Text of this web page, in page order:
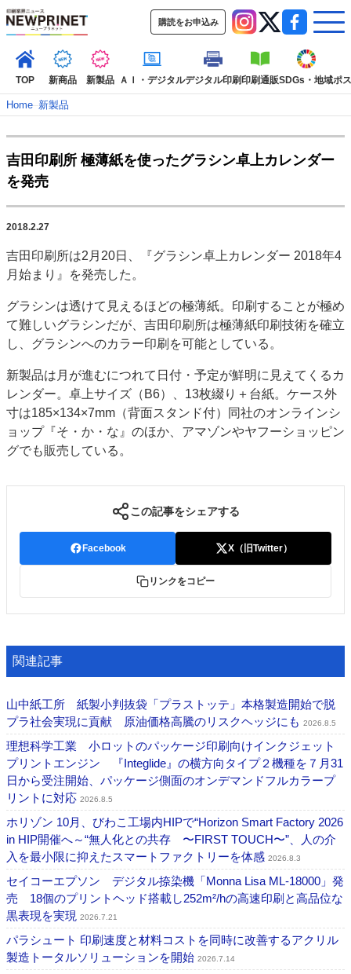
購読をお申込み
TOP 新商品 新製品 ＡＩ・デジタルデジタル印刷印刷通販SDGs・地域ポ
TOP
インタビュー
SDGs・地域
ポストプレス
特集記事カテゴリー一覧
2022 見える化・MIS特集
特集・デジタル印刷 アイデアで勝負！ ～多様なビジネス・多彩な商材～
JAPAN PACK 2023 特集
中古印刷機・製本機特集
2022 検査・校正特集
特集・デジタル印刷 ～ 新成長軌道を描く
案内
お問い合わせ
Home–新製品
吉田印刷所 極薄紙を使ったグラシン卓上カレンダー
を発売
2018.2.27
吉田印刷所は2月20日、『グラシン卓上カレンダー 2018年4
月始まり』を発売した。
グラシンは透けて見えるほどの極薄紙。印刷することが極め
て難しいグラシンだが、吉田印刷所は極薄紙印刷技術を確立
し、グラシンへのカラー印刷を可能としている。
新製品は月が進むにつれて日付・予定が鮮明に見えてくるカ
レンダー。卓上サイズ（B6）、13枚綴り＋台紙。ケース外
寸は185×134×7mm（背面スタンド付）同社のオンラインシ
ョップ『そ・か・な』のほか、アマゾンやヤフーショッピン
グでも販売している。
この記事をシェアする
Facebook X（旧Twitter）
リンクをコピー
関連記事
山中紙工所 紙製小判抜袋「プラストッテ」本格製造開始で脱
プラ社会実現に貢献 原油価格高騰のリスクヘッジにも 2026.8.5
理想科学工業 小ロットのパッケージ印刷向けインクジェット
プリントエンジン 『Integlide』の横方向タイプ２機種を７月31
日から受注開始、パッケージ側面のオンデマンドフルカラープ
リントに対応 2026.8.5
ホリゾン 10月、びわこ工場内HIPで“Horizon Smart Factory 2026
in HIP開催へ～“無人化との共存 〜FIRST TOUCH〜”、人の介
入を最小限に抑えたスマートファクトリーを体感 2026.8.3
セイコーエプソン デジタル捺染機「Monna Lisa ML-18000」発
売 18個のプリントヘッド搭載し252m²/hの高速印刷と高品位な
黒表現を実現 2026.7.21
パラシュート 印刷速度と材料コストを同時に改善するアクリル
製造トータルソリューションを開始 2026.7.14